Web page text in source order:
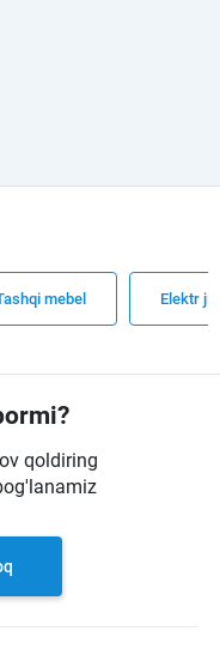
mebel Elektr
qoldiring